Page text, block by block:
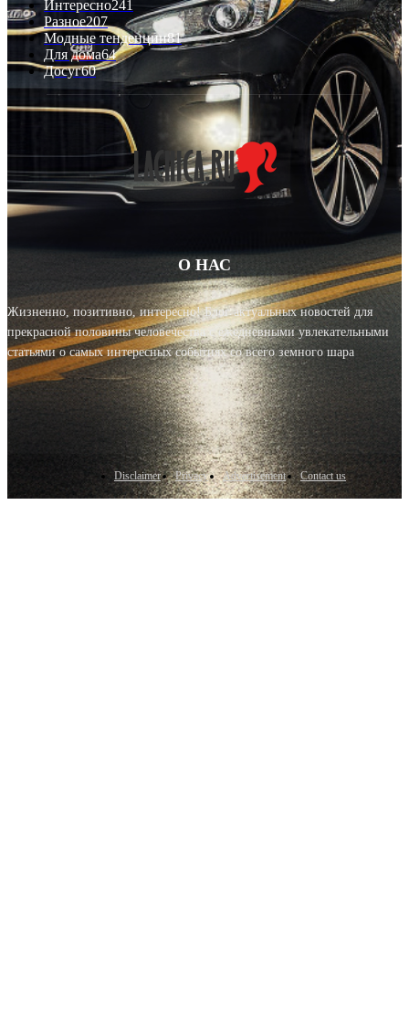
Интересно241
Разное207
Модные тенденции81
Для дома64
Досуг60
О НАС
Жизненно, позитивно, интересно! Блог актуальных новостей для
прекрасной половины человечества с ежедневными увлекательными
статьями о самых интересных событиях со всего земного шара
Disclaimer Privacy Advertisement Contact us